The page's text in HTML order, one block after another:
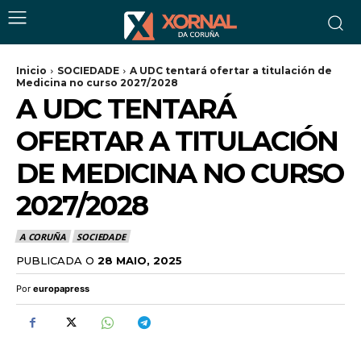
Inicio SOCIEDADE
A UDC tentará ofertar a titulación de
Medicina no curso 2027/2028
A UDC TENTARÁ
OFERTAR A TITULACIÓN
DE MEDICINA NO CURSO
2027/2028
A CORUÑA SOCIEDADE
PUBLICADA O 28 MAIO, 2025
Por europapress